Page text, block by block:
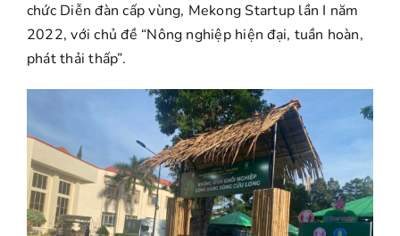
chức Diễn đàn cấp vùng, Mekong Startup lần I năm
2022, với chủ đề “Nông nghiệp hiện đại, tuần hoàn,
phát thải thấp”.